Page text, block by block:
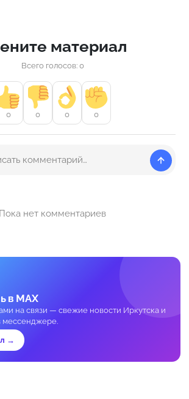
материал
Всего голосов: 0
0 0 0 0
Пока нет комментариев
в MAX
на связи — свежие новости Иркутска и
мессенджере.
→